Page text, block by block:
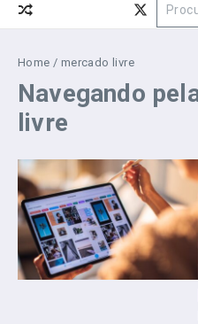
Home / mercado livre
Navegando
livre